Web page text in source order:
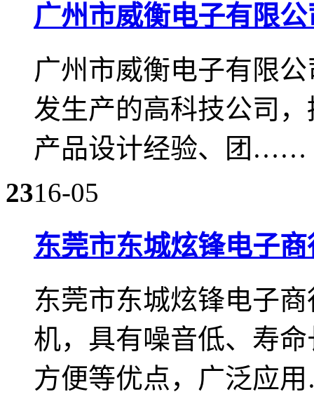
广州市威衡电子有限公
广州市威衡电子有限
发生产的高科技公司
产品设计经验、团……
2316-05
东莞市东城炫锋电子商
东莞市东城炫锋电子
机，具有噪音低、寿
方便等优点，广泛应